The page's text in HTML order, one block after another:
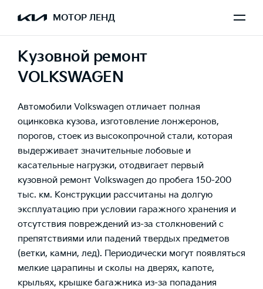
МОТОР ЛЕНД
Кузовной ремонт
VOLKSWAGEN
Автомобили Volkswagen отличает полная
оцинковка кузова, изготовление лонжеронов,
порогов, стоек из высокопрочной стали, которая
выдерживает значительные лобовые и
касательные нагрузки, отодвигает первый
кузовной ремонт Volkswagen до пробега 150-200
тыс. км. Конструкции рассчитаны на долгую
эксплуатацию при условии гаражного хранения и
отсутствия повреждений из-за столкновений с
препятствиями или падений твердых предметов
(ветки, камни, лед). Периодически могут появляться
мелкие царапины и сколы на дверях, капоте,
крыльях, крышке багажника из-за попадания